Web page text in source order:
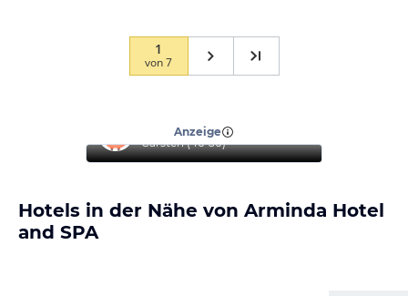
1
von7
Anzeige
Alles perfekt
Carsten(46-50)
Hotels in der Nähe von Arminda Hotel
and SPA